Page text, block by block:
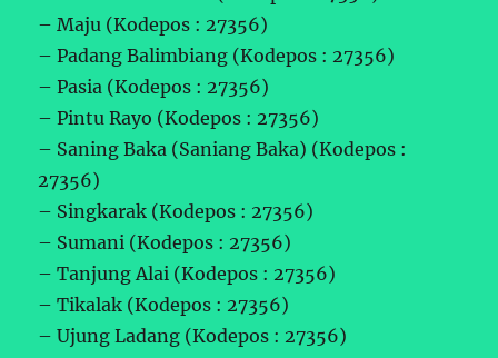
– Maju (Kodepos : 27356)
– Padang Balimbiang (Kodepos : 27356)
– Pasia (Kodepos : 27356)
– Pintu Rayo (Kodepos : 27356)
– Saning Baka (Saniang Baka) (Kodepos :
27356)
– Singkarak (Kodepos : 27356)
– Sumani (Kodepos : 27356)
– Tanjung Alai (Kodepos : 27356)
– Tikalak (Kodepos : 27356)
– Ujung Ladang (Kodepos : 27356)